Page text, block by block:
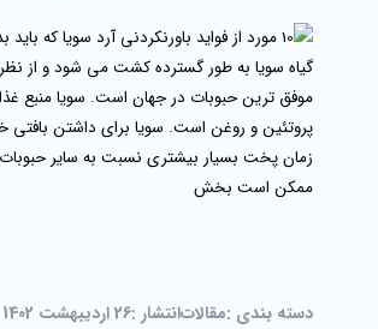
گیاه سویا به طور گسترده کشت می شود و از
موفق ترین حبوبات در جهان است. سویا منبع
پروتئین و روغن است. سویا برای داشتن
زمان پخت بسیار بیشتری نسبت به سایر حبوبات
ممکن است بخش
دسته بندی :مقالاتانتشار :26 اردیبهشت 1402